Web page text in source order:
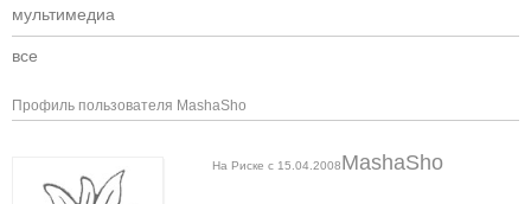
мультимедиа
все
Профиль пользователя MashaSho
MashaSho
На Риске с 15.04.2008